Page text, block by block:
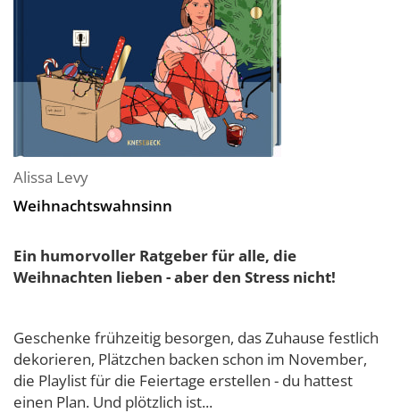
Alissa Levy
Weihnachtswahnsinn
Ein humorvoller Ratgeber für alle, die
Weihnachten lieben - aber den Stress nicht!
Geschenke frühzeitig besorgen, das Zuhause festlich
dekorieren, Plätzchen backen schon im November,
die Playlist für die Feiertage erstellen - du hattest
einen Plan. Und plötzlich ist...